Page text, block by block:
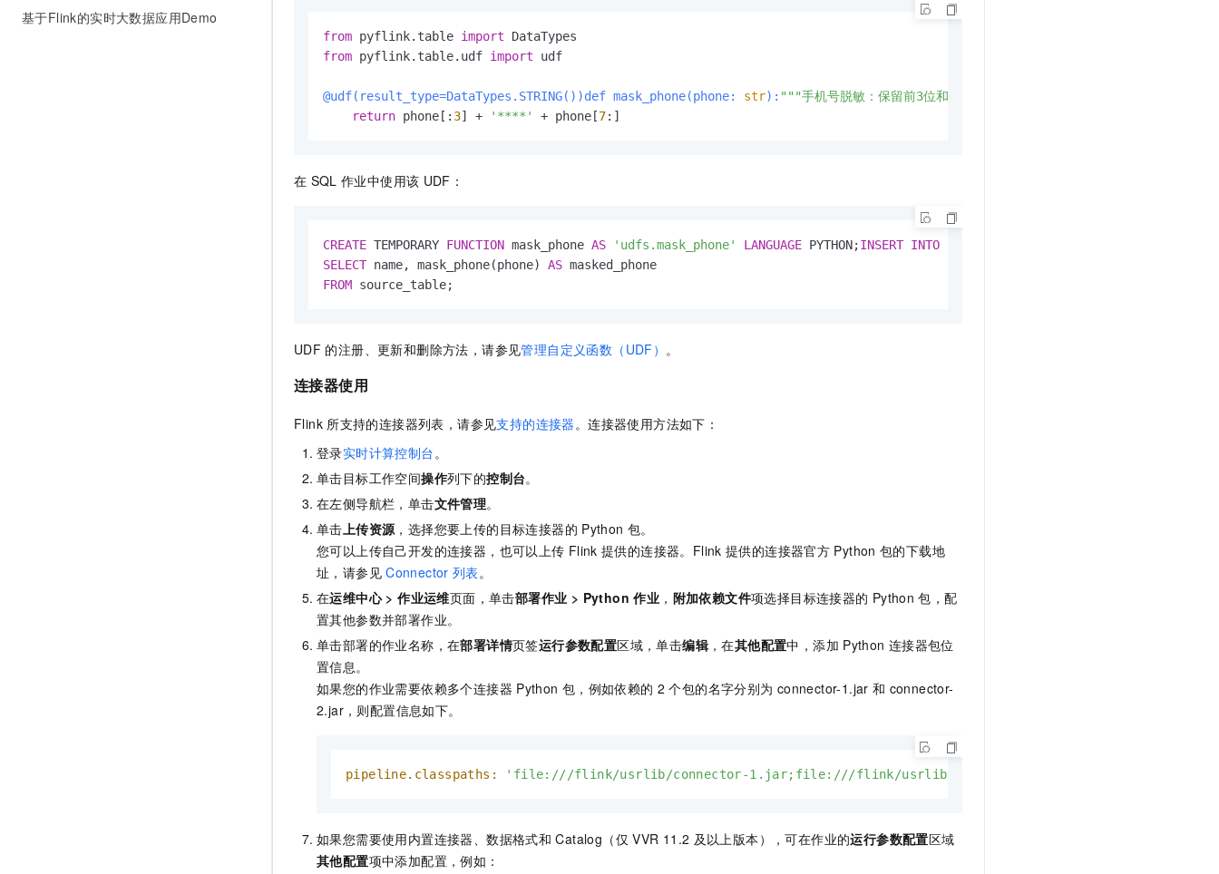
基于Flink的实时大数据应用Demo
from pyflink.table import
from pyflink.table.udf import udf
@udf( result_type=DataTypes.STRING( ) )def mask_phone(phone: str): """手机号脱敏：保留前3位和后4位，中间用****替代"""
return phone[: 3] + '****' + phone[7:]
在 SQL 作业中使用该 UDF：
CREATE TEMPORARY FUNCTION mask_phone AS 'udfs.mask_phone' LANGUAGE PYTHON;INSERT INTO
SELECT name, mask_phone(phone) AS
FROM source_table;
UDF 的注册、更新和删除方法，请参见管理自定义函数（UDF） 。
连接器使用
Flink 所支持的连接器列表，请参见支持的连接器 。连接器使用方法如下：
登录实时计算控制台 。
单击目标工作空间操作列下的控制台。
在左侧导航栏，单击文件管理。
单击 上传资源 ，选择您要上传的目标连接器的 Python 包。
您可以上传自己开发的连接器，也可以上传 Flink 提供的连接器。Flink 提供的连接器官方 Python 包的下载地
址，请参见 Connector 列表 。
在运维中心>作业运维页面，单击部署作业 > Python 作业 ， 附加依赖文件项选择目标连接器的 Python 包，配
置其他参数并部署作业。
单击部署的作业名称，在部署详情页签运行参数配置区域，单击编辑 ，在其他配置中，添加 Python 连接器包位
置信息。
如果您的作业需要依赖多个连接器 Python 包，例如依赖的 2 个包的名字分别为 connector-1.jar 和 connector-
2.jar，则配置信息如下。
pipeline.classpaths: 'file:///flink/usrlib/connector-1.jar;file:///flink/usrlib/connector-2.jar'
如果您需要使用内置连接器、数据格式和 Catalog（仅 VVR 11.2 及以上版本），可在作业的运行参数配置区域
其他配置项中添加配置，例如：